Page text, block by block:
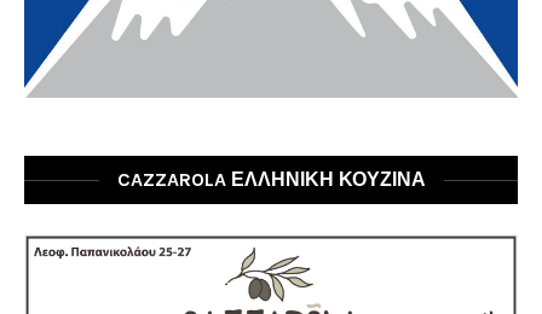
CAZZAROLA ΕΛΛΗΝΙΚΗ ΚΟΥΖΙΝΑ